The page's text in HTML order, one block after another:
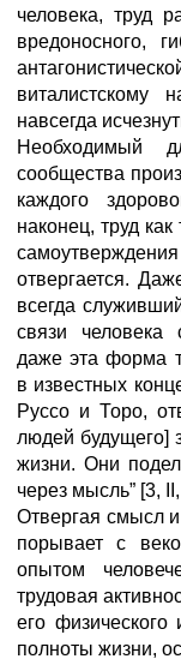
человека, труд
вредоносного,
виталистскому
навсегда
Необходимый
сообщества
каждого
наконец, труд
отвергается.
всегда
связи человека
даже эта форма
в известных
Руссо и Торо,
людей будущего]
жизни. Они
через мысль” [3,
Отвергая смысл
порывает с
опытом
трудовая
его физического
полноты жизни,